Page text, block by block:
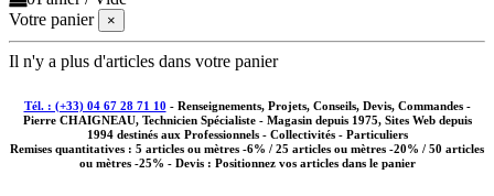
Votre panier
×
Il n'y a plus d'articles dans votre panier
Tél. : (+33) 04 67 28 71 10 - Renseignements, Projets, Conseils, Devis, Commandes -
Pierre CHAIGNEAU, Technicien Spécialiste - Magasin depuis 1975, Sites Web depuis
1994 destinés aux Professionnels - Collectivités - Particuliers
Remises quantitatives : 5 articles ou mètres -6% / 25 articles ou mètres -20% / 50 articles
ou mètres -25% - Devis : Positionnez vos articles dans le panier